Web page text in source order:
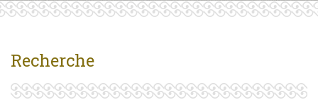
Recherche